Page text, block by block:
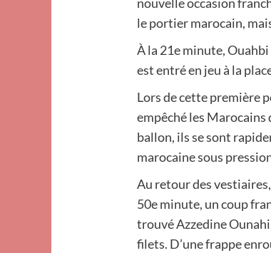
le portier marocain,
À la 21e minute,
est entré en jeu à la
Lors de cette première
empêché les
ballon, ils se sont
marocaine sous
Au retour des
50e minute, un coup
trouvé Azzedine
filets. D’une frappe